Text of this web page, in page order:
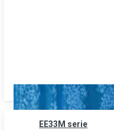
EE33M serie